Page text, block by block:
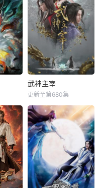
武神主宰
更新至第680集